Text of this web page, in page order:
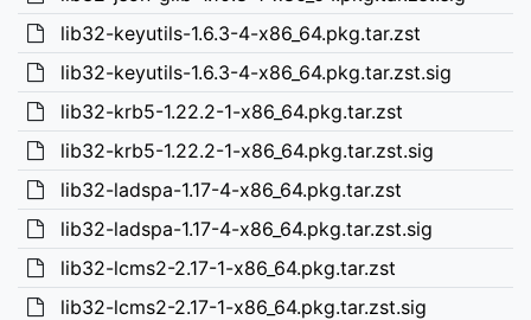
lib32-keyutils-1.6.3-4-x86_64.pkg.tar.zst
lib32-keyutils-1.6.3-4-x86_64.pkg.tar.zst.sig
lib32-krb5-1.22.2-1-x86_64.pkg.tar.zst
lib32-krb5-1.22.2-1-x86_64.pkg.tar.zst.sig
lib32-ladspa-1.17-4-x86_64.pkg.tar.zst
lib32-ladspa-1.17-4-x86_64.pkg.tar.zst.sig
lib32-lcms2-2.17-1-x86_64.pkg.tar.zst
lib32-lcms2-2.17-1-x86_64.pkg.tar.zst.sig